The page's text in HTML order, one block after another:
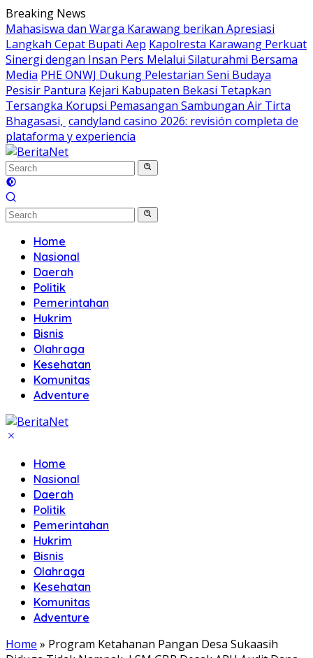
Skip
to
content
Breaking News
Mahasiswa dan Warga Karawang berikan Apresiasi
Langkah Cepat Bupati Aep Kapolresta Karawang Perkuat
Sinergi dengan Insan Pers Melalui Silaturahmi Bersama
Media PHE ONWJ Dukung Pelestarian Seni Budaya
Pesisir Pantura Kejari Kabupaten Bekasi Tetapkan
Tersangka Korupsi Pemasangan Sambungan Air Tirta
Bhagasasi, candyland casino 2026: revisión completa de
plataforma y experiencia
Home
Nasional
Daerah
Politik
Pemerintahan
Hukrim
Bisnis
Olahraga
Kesehatan
Komunitas
Adventure
Home
Nasional
Daerah
Politik
Pemerintahan
Hukrim
Bisnis
Olahraga
Kesehatan
Komunitas
Adventure
Home » Program Ketahanan Pangan Desa Sukaasih